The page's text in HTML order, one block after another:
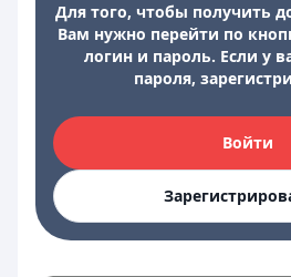
Для того, чтобы получить
Вам нужно перейти по
логин и пароль. Если у
пароля,
Войти